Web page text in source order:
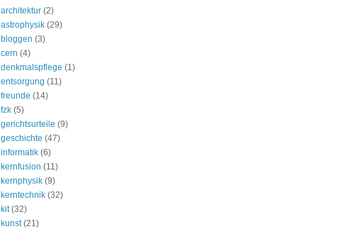
architektur (2)
astrophysik (29)
bloggen (3)
cern (4)
denkmalspflege (1)
entsorgung (11)
freunde (14)
fzk (5)
gerichtsurteile (9)
geschichte (47)
informatik (6)
kernfusion (11)
kernphysik (9)
kerntechnik (32)
kit (32)
kunst (21)